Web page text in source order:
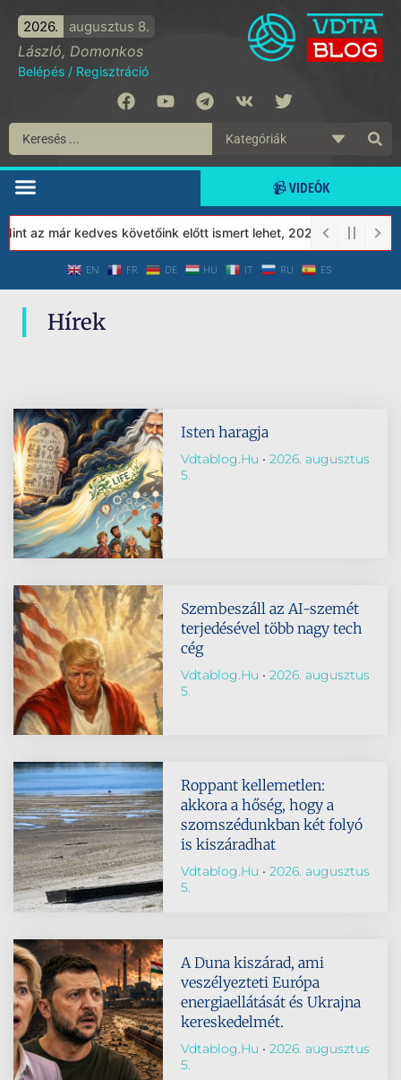
2026. augusztus 8.
László, Domonkos
Belépés / Regisztráció
📹 VIDEÓK
az már kedves követőink előtt ismert lehet, 2023-tól a Védett
EN FR DE HU IT RU ES
Hírek
Isten haragja
Vdtablog.hu
2026. augusztus
5.
Szembeszáll az AI-szemét
terjedésével több nagy tech
cég
Vdtablog.hu
2026. augusztus
5.
Roppant kellemetlen:
akkora a hőség, hogy a
szomszédunkban két folyó
is kiszáradhat
Vdtablog.hu
2026. augusztus
5.
A Duna kiszárad, ami
veszélyezteti Európa
energiaellátását és Ukrajna
kereskedelmét.
Vdtablog.hu
2026. augusztus
5.